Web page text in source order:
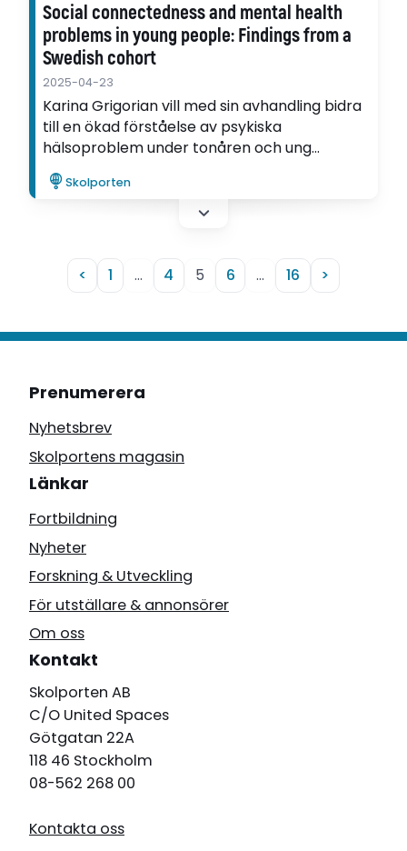
Social connectedness and mental health
problems in young people: Findings from a
Swedish cohort
2025-04-23
Karina Grigorian vill med sin avhandling bidra
till en ökad förståelse av psykiska
hälsoproblem under tonåren och ung
vuxenålder.
Skolporten
< 1 … 4 5 6 … 16 >
Prenumerera
Nyhetsbrev
Skolportens magasin
Länkar
Fortbildning
Nyheter
Forskning & Utveckling
För utställare & annonsörer
Om oss
Kontakt
Skolporten AB
C/O United Spaces
Götgatan 22A
118 46 Stockholm
08-562 268 00
Kontakta oss